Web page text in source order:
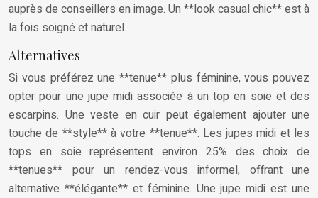
auprès de conseillers en image. Un **look casual chic** est à
la fois soigné et naturel.
Alternatives
Si vous préférez une **tenue** plus féminine, vous pouvez
opter pour une jupe midi associée à un top en soie et des
escarpins. Une veste en cuir peut également ajouter une
touche de **style** à votre **tenue**. Les jupes midi et les
tops en soie représentent environ 25% des choix de
**tenues** pour un rendez-vous informel, offrant une
alternative **élégante** et féminine. Une jupe midi est une